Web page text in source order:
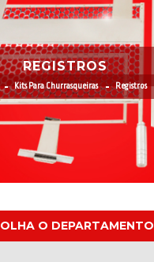
REGISTROS
Kits Para Churrasqueiras Registros
O DEPARTAMENTO